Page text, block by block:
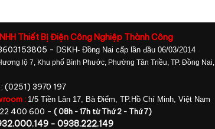
Thiết Bị Điện Công Nghiệp Thành Công
- DSKH- Đồng Nai cấp lần đầu 06/03/2014
lộ 7, Khu phố Bình Phước, Phường Tân Triều, TP. Đồng Nai,
(0251) 3970 197
: 1/5 Tiền Lân 17, Bà Điểm, TP.Hồ Chí Minh, Việt Nam
400 600 - ( 08h - 17h từ Thứ 2 - Thứ 7)
- 0938.222.149